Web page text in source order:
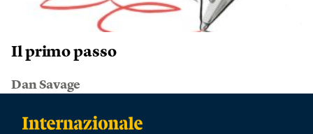
Il primo passo
Dan Savage